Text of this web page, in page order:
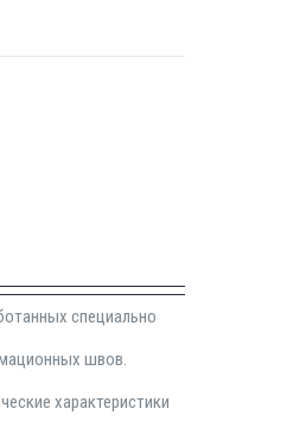
специально
швов.
характеристики